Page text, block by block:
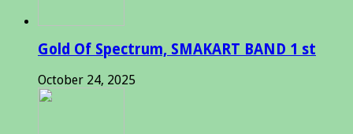
Gold Of Spectrum, SMAKART BAND 1 st
October 24, 2025